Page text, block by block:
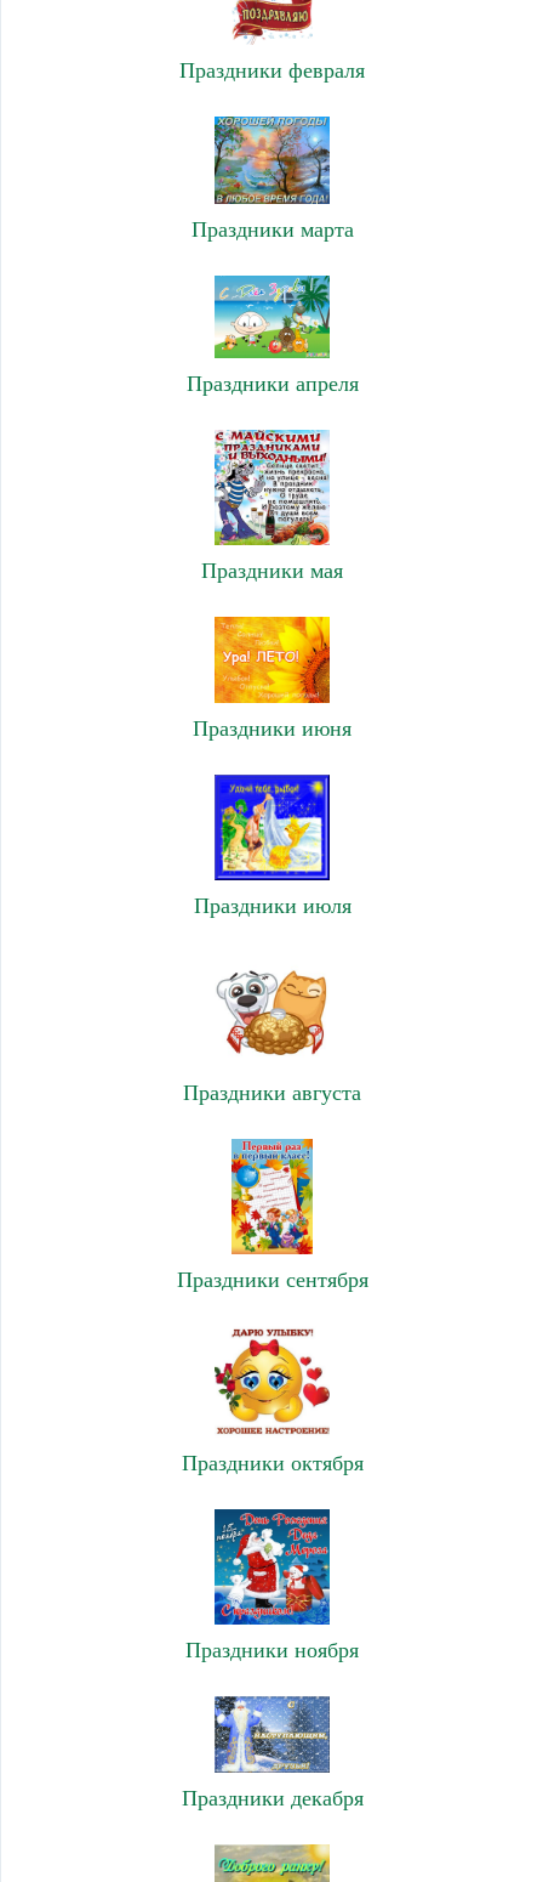
Праздники февраля
Праздники марта
Праздники апреля
Праздники мая
Праздники июня
Праздники июля
Праздники августа
Праздники сентября
Праздники октября
Праздники ноября
Праздники декабря